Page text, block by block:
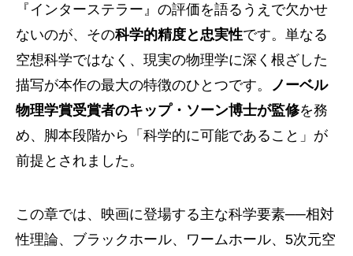
『インターステラー』の評価を語るうえで欠かせ
ないのが、その科学的精度と忠実性です。単なる
空想科学ではなく、現実の物理学に深く根ざした
描写が本作の最大の特徴のひとつです。 ノーベル
物理学賞受賞者のキップ・ソーン博士が監修を務
め、脚本段階から「科学的に可能であること」が
前提とされました。
この章では、映画に登場する主な科学要素──相対
性理論、ブラックホール、ワームホール、5次元空